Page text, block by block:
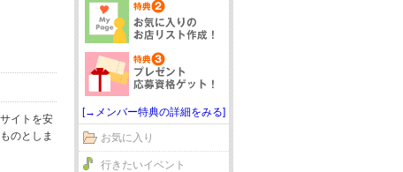
イトを安
のとしま
[→メンバー特典の詳細をみる]
お気に入り
行きたいイベント